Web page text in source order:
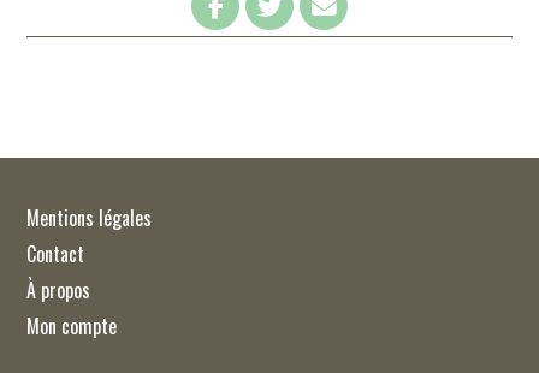
Mentions légales
Contact
À propos
Mon compte